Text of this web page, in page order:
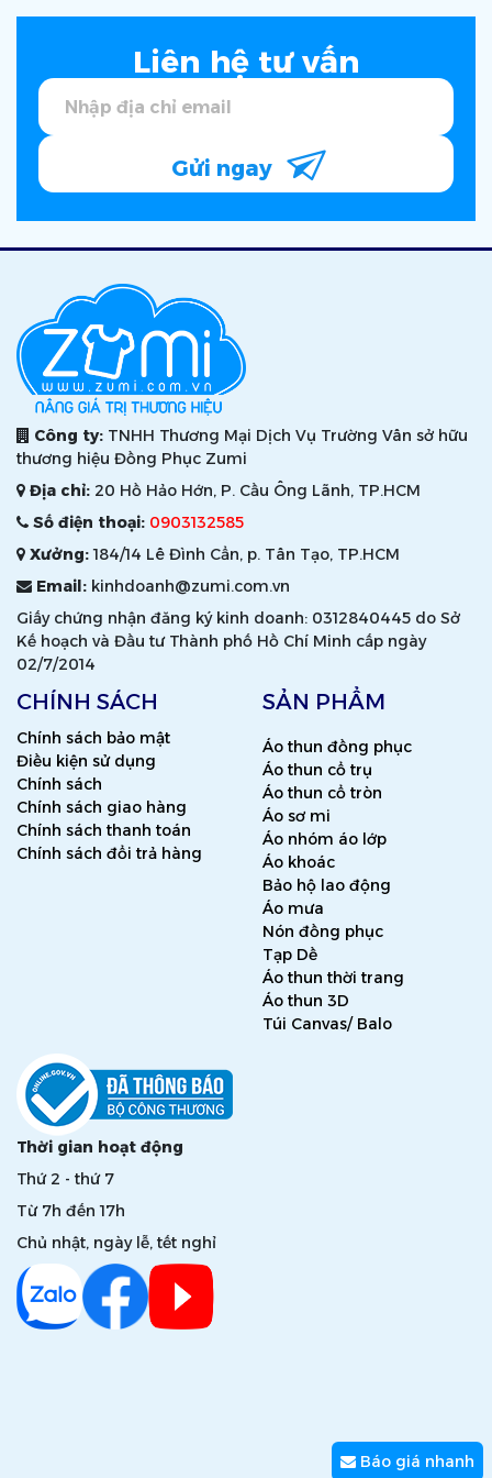
Liên hệ tư vấn
Gửi ngay
Công ty: TNHH Thương Mại Dịch Vụ Trường Vân sở hữu
thương hiệu Đồng Phục Zumi
Địa chỉ: 20 Hồ Hảo Hớn, P. Cầu Ông Lãnh, TP.HCM
Số điện thoại: 0903132585
Xưởng:184/14 Lê Đình Cẩn, p. Tân Tạo, TP.HCM
Email: kinhdoanh@zumi.com.vn
Giấy chứng nhận đăng ký kinh doanh: 0312840445 do Sở
Kế hoạch và Đầu tư Thành phố Hồ Chí Minh cấp ngày
02/7/2014
CHÍNH SÁCH
Chính sách bảo mật
Điều kiện sử dụng
Chính sách
Chính sách giao hàng
Chính sách thanh toán
Chính sách đổi trả hàng
SẢN PHẨM
Áo thun đồng phục
Áo thun cổ trụ
Áo thun cổ tròn
Áo sơ mi
Áo nhóm áo lớp
Áo khoác
Bảo hộ lao động
Áo mưa
Nón đồng phục
Tạp Dề
Áo thun thời trang
Áo thun 3D
Túi Canvas/ Balo
Thời gian hoạt động
Thứ 2 - thứ 7
Từ 7h đến 17h
Chủ nhật, ngày lễ, tết nghỉ
Báo giá nhanh